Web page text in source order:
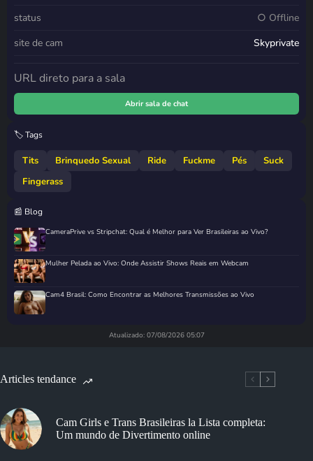
status
○ Offline
site de cam
Skyprivate
URL direto para a sala
Abrir sala de chat
🏷️ Tags
Tits Brinquedo Sexual Ride Fuckme Pés
Suck
Fingerass
📰 Blog
CameraPrive vs Stripchat: Qual é Melhor para Ver Brasileiras ao Vivo?
Mulher Pelada ao Vivo: Onde Assistir Shows Reais em Webcam
Cam4 Brasil: Como Encontrar as Melhores Transmissões ao Vivo
Atualizado: 07/08/2026 05:07
Articles tendance
Cam Girls e Trans Brasileiras la Lista completa:
Um mundo de Divertimento online